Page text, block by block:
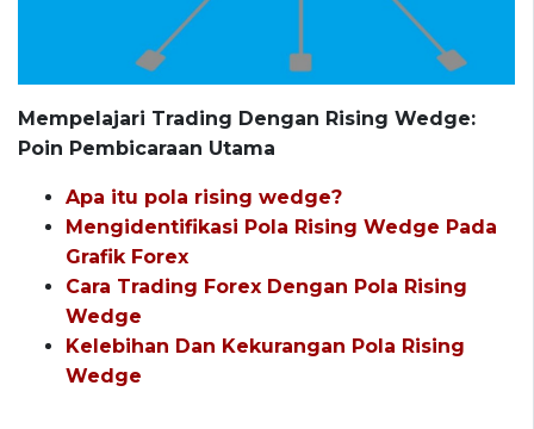
Mempelajari Trading Dengan Rising Wedge:
Poin Pembicaraan Utama
Apa itu pola rising wedge?
Mengidentifikasi Pola Rising Wedge Pada
Grafik Forex
Cara Trading Forex Dengan Pola Rising
Wedge
Kelebihan Dan Kekurangan Pola Rising
Wedge